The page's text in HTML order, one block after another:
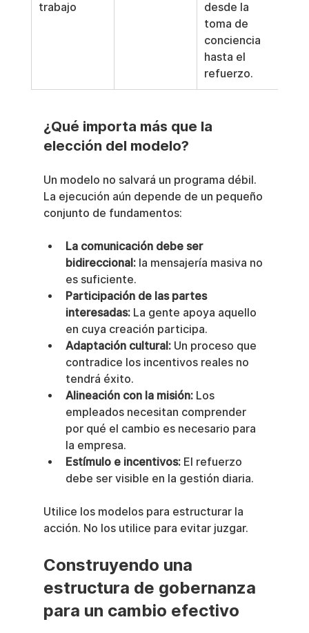
trabajo
desde la
toma de
conciencia
hasta el
refuerzo.
¿Qué importa más que la
elección del modelo?
Un modelo no salvará un programa débil.
La ejecución aún depende de un pequeño
conjunto de fundamentos:
La comunicación debe ser
bidireccional: la mensajería masiva no
es suficiente.
Participación de las partes
interesadas: La gente apoya aquello
en cuya creación participa.
Adaptación cultural: Un proceso que
contradice los incentivos reales no
tendrá éxito.
Alineación con la misión: Los
empleados necesitan comprender
por qué el cambio es necesario para
la empresa.
Estímulo e incentivos: El refuerzo
debe ser visible en la gestión diaria.
Utilice los modelos para estructurar la
acción. No los utilice para evitar juzgar.
Construyendo una
estructura de gobernanza
para un cambio efectivo